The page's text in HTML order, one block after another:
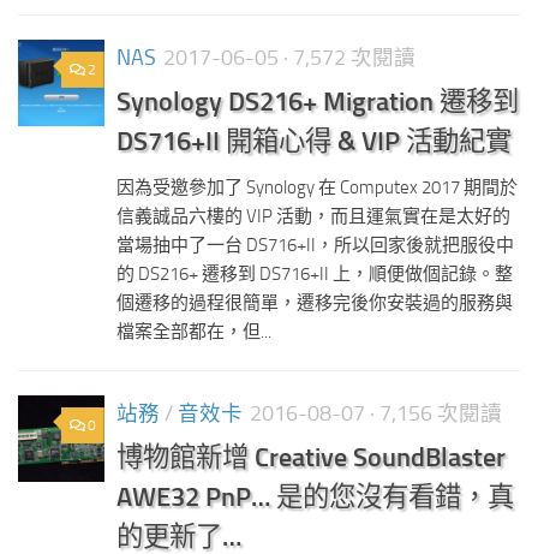
2 NAS 2017-06-05 · 7,572 次閱讀
Synology DS216+ Migration 遷移到
DS716+II 開箱心得 & VIP 活動紀實
因為受邀參加了 Synology 在 Computex 2017 期間於
信義誠品六樓的 VIP 活動，而且運氣實在是太好的
當場抽中了一台 DS716+II，所以回家後就把服役中
的 DS216+ 遷移到 DS716+II 上，順便做個記錄。整
個遷移的過程很簡單，遷移完後你安裝過的服務與
檔案全部都在，但...
0 站務 / 音效卡 2016-08-07 · 7,156 次閱讀
博物館新增 Creative SoundBlaster
AWE32 PnP… 是的您沒有看錯，真
的更新了…